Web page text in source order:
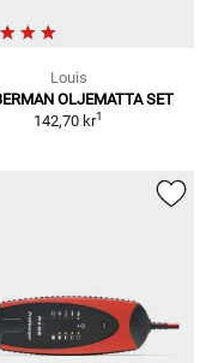
Louis
OLJEMATTA SET
142,70 kr1